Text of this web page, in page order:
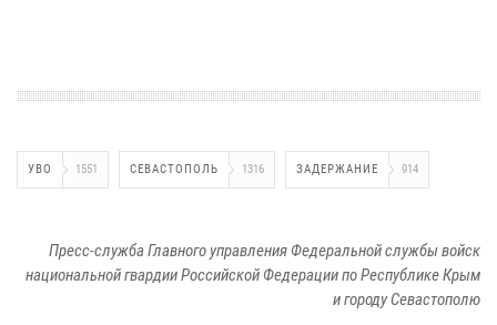
УВО 1551 СЕВАСТОПОЛЬ 1316 ЗАДЕРЖАНИЕ 914
Пресс-служба Главного управления Федеральной службы войск
национальной гвардии Российской Федерации по Республике Крым
и городу Севастополю